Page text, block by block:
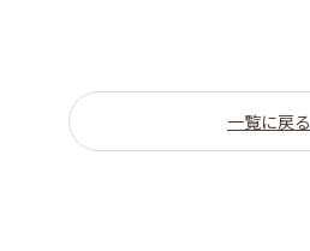
一覧に戻る